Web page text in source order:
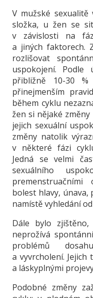
V mužské
složka, u žen se
v závislosti na
a jiných faktorech.
rozlišovat
uspokojení.
přibližně 10-30
přinejmenším
během cyklu
žen si nějaké
jejich sexuální
změny natolik
v některé fázi
Jedná se velmi
sexuálního
bolest hlavy, únava,
namístě vyhledání
Dále bylo
neprožívá
problémů
a vyvrcholení.
a láskyplnými
Podobné změny